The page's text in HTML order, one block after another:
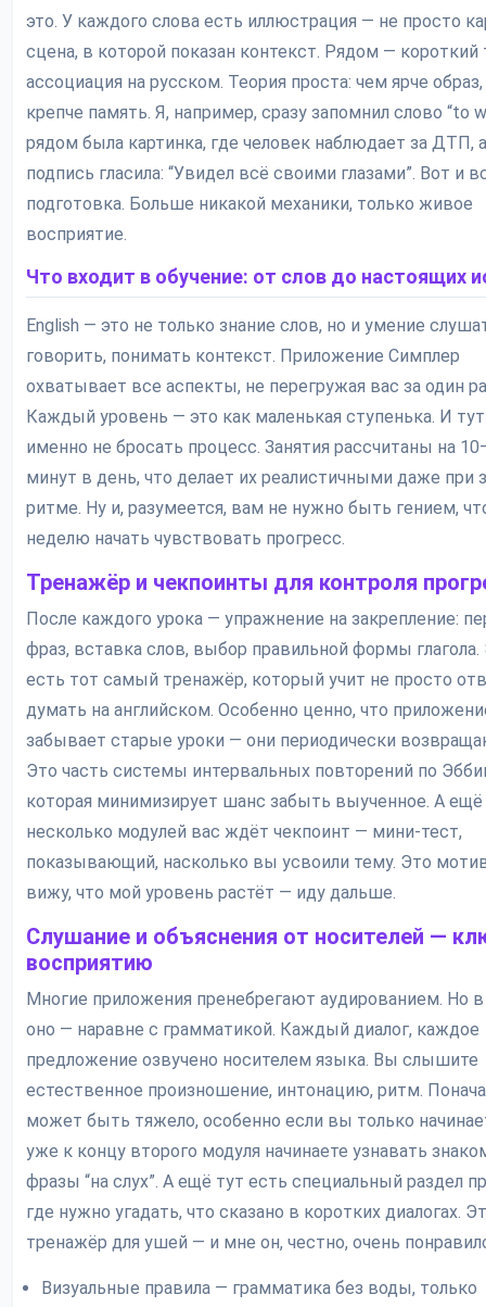
это. У каждого слова есть иллюстрация — не просто
сцена, в которой показан контекст. Рядом — короткий
ассоциация на русском. Теория проста: чем ярче
крепче память. Я, например, сразу запомнил слово “to
рядом была картинка, где человек наблюдает за ДТП, а
подпись гласила: “Увидел всё своими глазами”. Вот и
подготовка. Больше никакой механики, только живое
восприятие.
Что входит в обучение: от слов до настоящих
English — это не только знание слов, но и умение
говорить, понимать контекст. Приложение Симплер
охватывает все аспекты, не перегружая вас за один
Каждый уровень — это как маленькая ступенька. И
именно не бросать процесс. Занятия рассчитаны на
минут в день, что делает их реалистичными даже при
ритме. Ну и, разумеется, вам не нужно быть гением,
неделю начать чувствовать прогресс.
Тренажёр и чекпоинты для контроля
После каждого урока — упражнение на закрепление:
фраз, вставка слов, выбор правильной формы глагола.
есть тот самый тренажёр, который учит не просто
думать на английском. Особенно ценно, что
забывает старые уроки — они периодически
Это часть системы интервальных повторений по
которая минимизирует шанс забыть выученное. А ещё
несколько модулей вас ждёт чекпоинт — мини-тест,
показывающий, насколько вы усвоили тему. Это
вижу, что мой уровень растёт — иду дальше.
Слушание и объяснения от носителей —
восприятию
Многие приложения пренебрегают аудированием. Но в
оно — наравне с грамматикой. Каждый диалог, каждое
предложение озвучено носителем языка. Вы слышите
естественное произношение, интонацию, ритм.
может быть тяжело, особенно если вы только
уже к концу второго модуля начинаете узнавать
фразы “на слух”. А ещё тут есть специальный раздел
где нужно угадать, что сказано в коротких диалогах.
тренажёр для ушей — и мне он, честно, очень
Визуальные правила — грамматика без воды, только